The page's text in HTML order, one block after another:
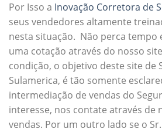
Por Isso a Inovação Corretora de
seus vendedores altamente
nesta situação. Não perca tempo
uma cotação através do nosso
condição, o objetivo deste site de
Sulamerica, é tão somente
intermediação de vendas do
interesse, nos contate através de
vendas. Por um outro lado se o